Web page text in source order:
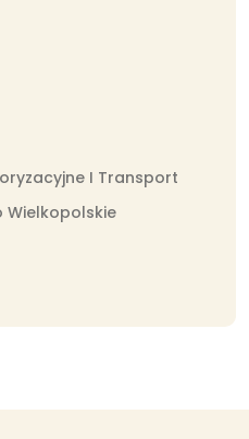
I Transport
Wielkopolskie